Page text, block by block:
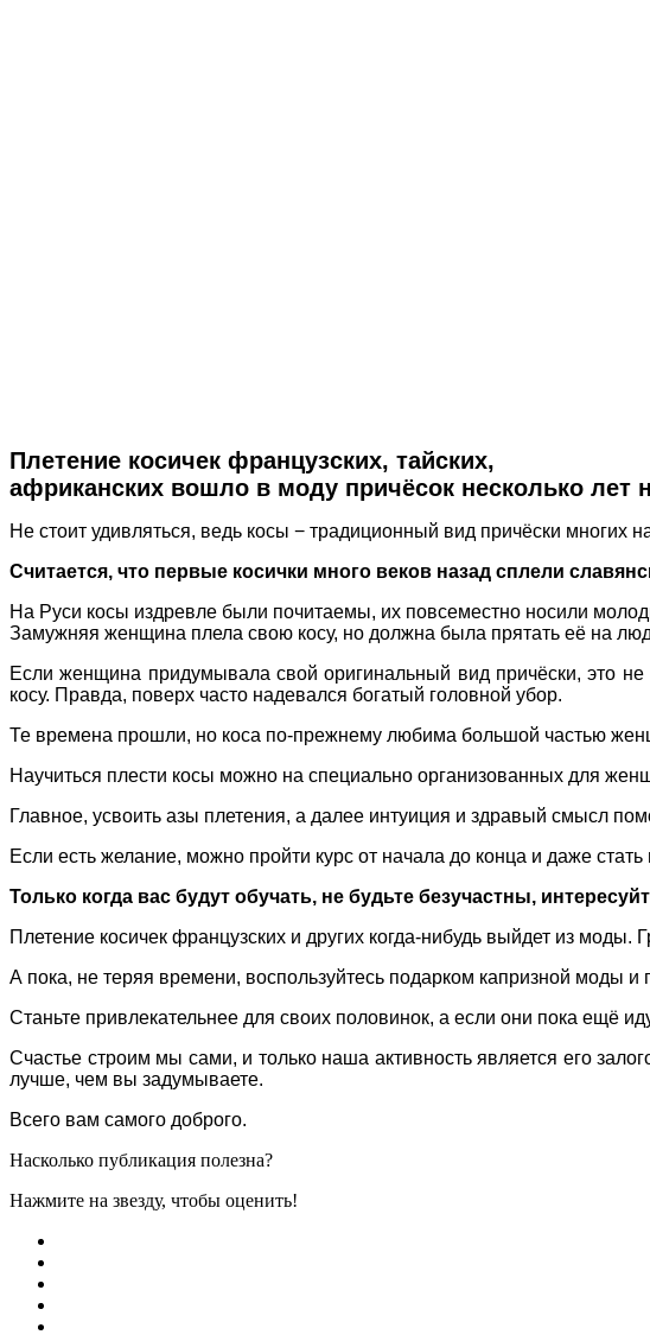
Плетение косичек французских, тайских,
африканских вошло в моду причёсок несколько лет
Не стоит удивляться, ведь косы − традиционный вид причёски многих
Считается, что первые косички много веков назад сплели
На Руси косы издревле были почитаемы, их повсеместно носили
Замужняя женщина плела свою косу, но должна была прятать её на
Если женщина придумывала свой оригинальный вид причёски, это
косу. Правда, поверх часто надевался богатый головной убор.
Те времена прошли, но коса по-прежнему любима большой частью
Научиться плести косы можно на специально организованных для
Главное, усвоить азы плетения, а далее интуиция и здравый смысл
Если есть желание, можно пройти курс от начала до конца и даже
Только когда вас будут обучать, не будьте безучастны,
Плетение косичек французских и других когда-нибудь выйдет из
А пока, не теряя времени, воспользуйтесь подарком капризной моды
Станьте привлекательнее для своих половинок, а если они пока ещё
Счастье строим мы сами, и только наша активность является его
лучше, чем вы задумываете.
Всего вам самого доброго.
Насколько публикация полезна?
Нажмите на звезду, чтобы оценить!